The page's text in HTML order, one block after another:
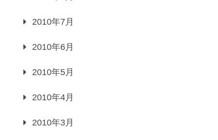
2010年7月
2010年6月
2010年5月
2010年4月
2010年3月